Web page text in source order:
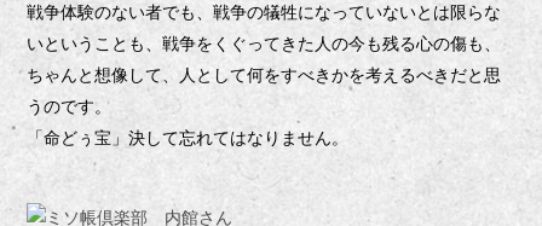
戦争体験のない者でも、戦争の犠牲になっていないとは限らな
いということも、戦争をくぐってきた人の今も残る心の傷も、
ちゃんと想像して、人として何をすべきかを考えるべきだと思
うのです。
「命どぅ宝」決して忘れてはなりません。